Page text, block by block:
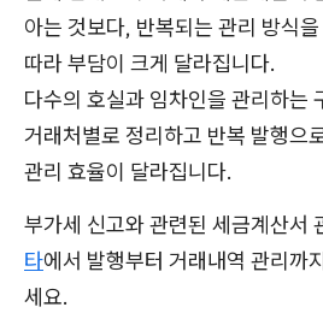
아는 것보다, 반복되는 관리 방식
따라 부담이 크게 달라집니다.
다수의 호실과 임차인을 관리하는
거래처별로 정리하고 반복 발행으
관리 효율이 달라집니다.
부가세 신고와 관련된 세금계산서
타에서 발행부터 거래내역 관리까
세요.